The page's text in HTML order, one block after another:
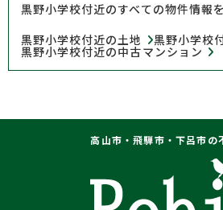
黒野小学校付近のすべての物件情報
黒野小学校付近の土地
黒野小学校
黒野小学校付近の中古マンション
高山市・飛騨市・下呂市の